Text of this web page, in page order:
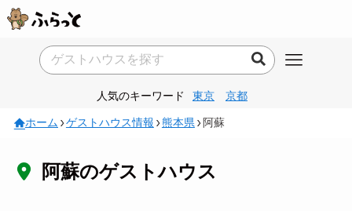
人気のキーワード 東京 京都
ホーム ゲストハウス情報 熊本県 阿蘇
阿蘇のゲストハウス